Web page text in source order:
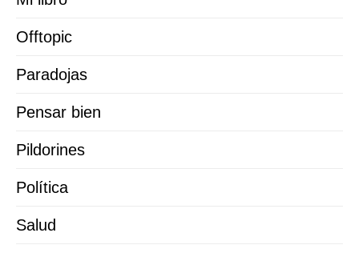
Offtopic
Paradojas
Pensar bien
Pildorines
Política
Salud